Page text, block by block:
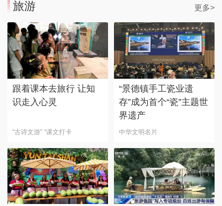
旅游 更多>
跟着课本去旅行 让知
识走入心灵
“古诗文游” “课文打卡
“景德镇手工瓷业遗
存”成为首个“瓷”主题世
界遗产
中华文明名片